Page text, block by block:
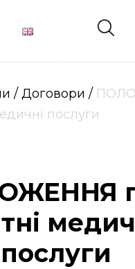
/Договори /
послуги
послуги